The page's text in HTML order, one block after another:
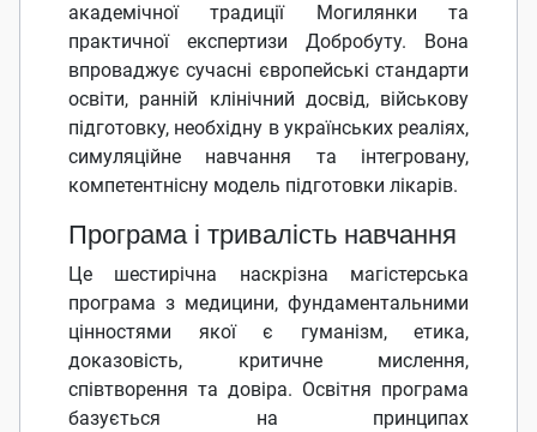
академічної традиції Могилянки та
практичної експертизи Добробуту. Вона
впроваджує сучасні європейські стандарти
освіти, ранній клінічний досвід, військову
підготовку, необхідну в українських реаліях,
симуляційне навчання та інтегровану,
компетентнісну модель підготовки лікарів.
Програма і тривалість навчання
Це шестирічна наскрізна магістерська
програма з медицини, фундаментальними
цінностями якої є гуманізм, етика,
доказовість, критичне мислення,
співтворення та довіра. Освітня програма
базується на принципах